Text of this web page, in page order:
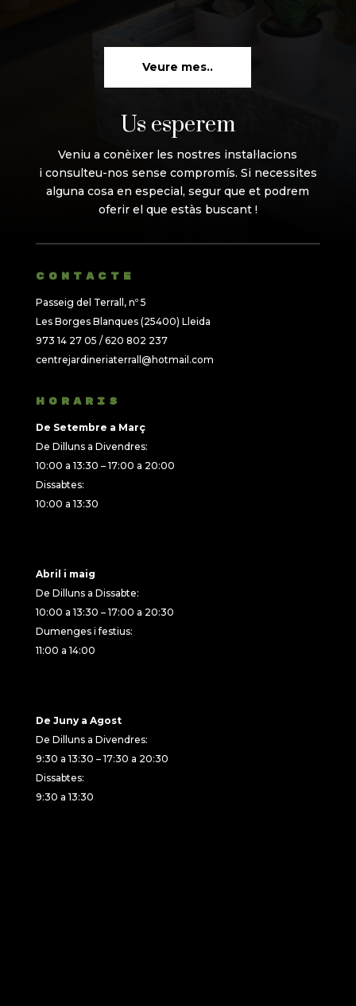
Veure mes..
Us esperem
Veniu a conèixer les nostres instal·lacions
i consulteu-nos sense compromís. Si necessites
alguna cosa en especial, segur que et podrem
oferir el que estàs buscant !
CONTACTE
Passeig del Terrall, nº 5
Les Borges Blanques (25400) Lleida
973 14 27 05 / 620 802 237
centrejardineriaterrall@hotmail.com
HORARIS
De Setembre a Març
De Dilluns a Divendres:
10:00 a 13:30 – 17:00 a 20:00
Dissabtes:
10:00 a 13:30
Abril i maig
De Dilluns a Dissabte:
10:00 a 13:30 – 17:00 a 20:30
Dumenges i festius:
11:00 a 14:00
De Juny a Agost
De Dilluns a Divendres:
9:30 a 13:30 – 17:30 a 20:30
Dissabtes:
9:30 a 13:30